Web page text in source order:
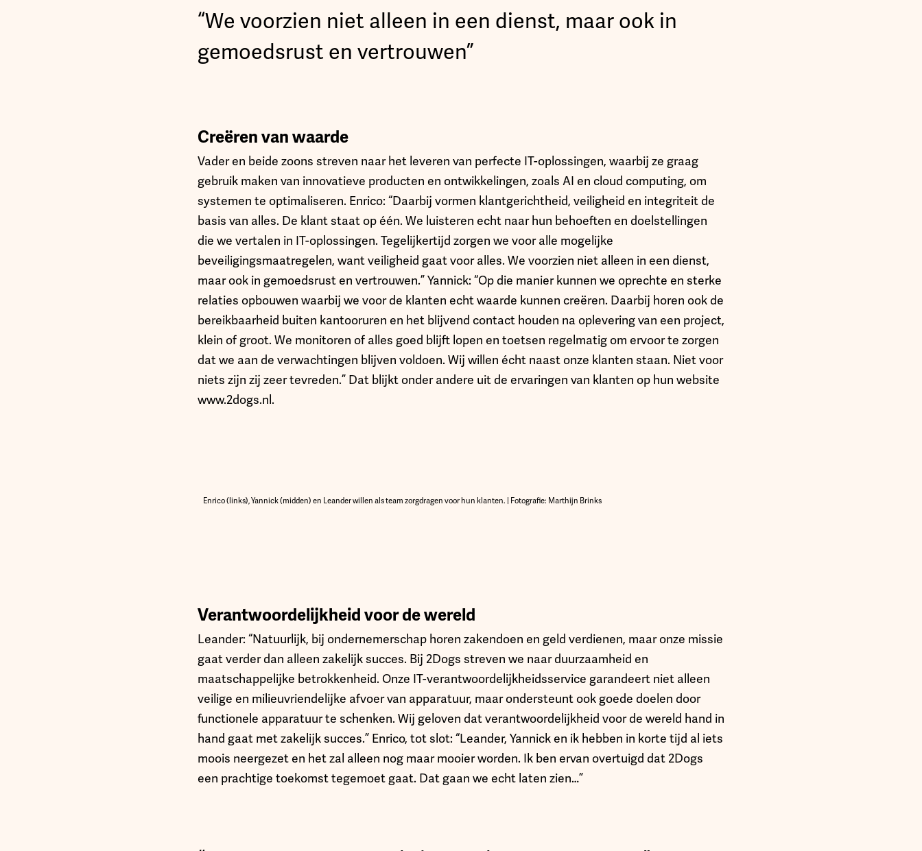
“We voorzien niet alleen in een dienst, maar ook in
gemoedsrust en vertrouwen”
Creëren van waarde
Vader en beide zoons streven naar het leveren van perfecte IT-oplossingen, waarbij ze graag
gebruik maken van innovatieve producten en ontwikkelingen, zoals AI en cloud computing, om
systemen te optimaliseren. Enrico: “Daarbij vormen klantgerichtheid, veiligheid en integriteit de
basis van alles. De klant staat op één. We luisteren echt naar hun behoeften en doelstellingen
die we vertalen in IT-oplossingen. Tegelijkertijd zorgen we voor alle mogelijke
beveiligingsmaatregelen, want veiligheid gaat voor alles. We voorzien niet alleen in een dienst,
maar ook in gemoedsrust en vertrouwen.” Yannick: “Op die manier kunnen we oprechte en sterke
relaties opbouwen waarbij we voor de klanten echt waarde kunnen creëren. Daarbij horen ook de
bereikbaarheid buiten kantooruren en het blijvend contact houden na oplevering van een project,
klein of groot. We monitoren of alles goed blijft lopen en toetsen regelmatig om ervoor te zorgen
dat we aan de verwachtingen blijven voldoen. Wij willen écht naast onze klanten staan. Niet voor
niets zijn zij zeer tevreden.” Dat blijkt onder andere uit de ervaringen van klanten op hun website
www.2dogs.nl.
Enrico (links), Yannick (midden) en Leander willen als team zorgdragen voor hun klanten. | Fotografie: Marthijn Brinks
Verantwoordelijkheid voor de wereld
Leander: “Natuurlijk, bij ondernemerschap horen zakendoen en geld verdienen, maar onze missie
gaat verder dan alleen zakelijk succes. Bij 2Dogs streven we naar duurzaamheid en
maatschappelijke betrokkenheid. Onze IT-verantwoordelijkheidsservice garandeert niet alleen
veilige en milieuvriendelijke afvoer van apparatuur, maar ondersteunt ook goede doelen door
functionele apparatuur te schenken. Wij geloven dat verantwoordelijkheid voor de wereld hand in
hand gaat met zakelijk succes.” Enrico, tot slot: “Leander, Yannick en ik hebben in korte tijd al iets
moois neergezet en het zal alleen nog maar mooier worden. Ik ben ervan overtuigd dat 2Dogs
een prachtige toekomst tegemoet gaat. Dat gaan we echt laten zien…”